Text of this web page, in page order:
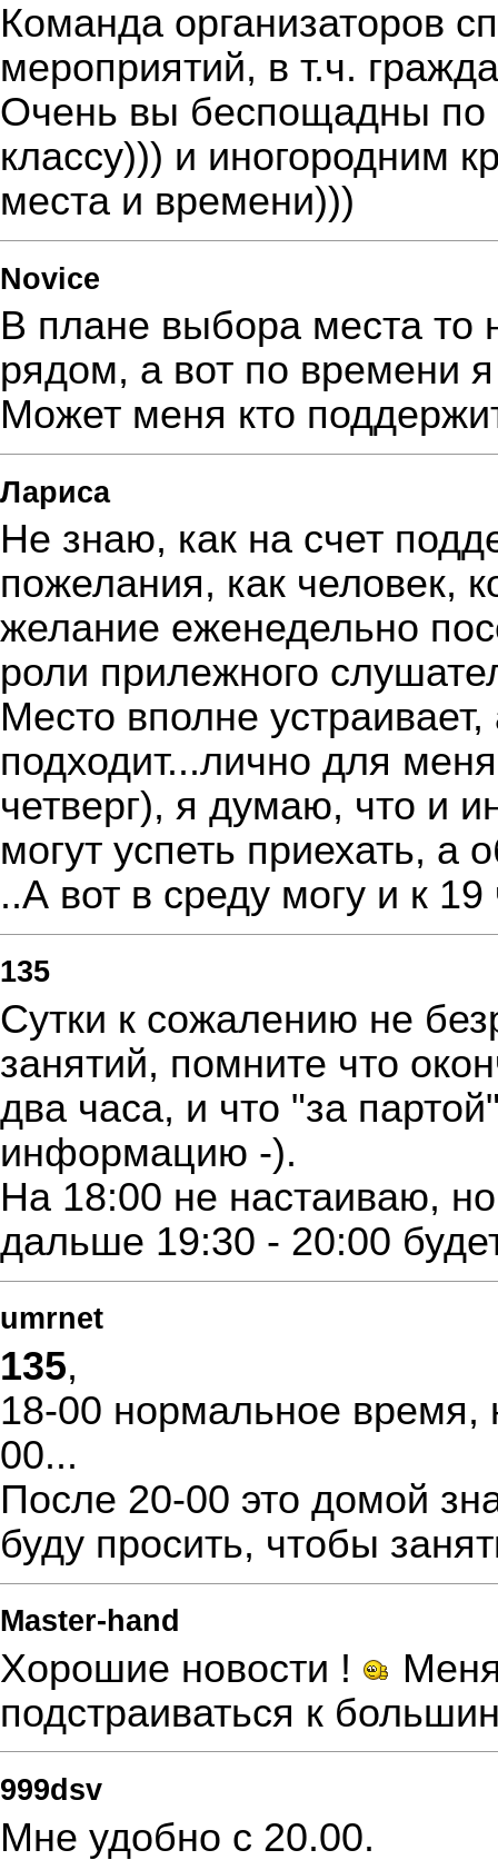
Команда организаторов
мероприятий, в т.ч.
Очень вы беспощадны по
классу))) и иногородним
места и времени)))
Novice
В плане выбора места то
рядом, а вот по времени
Может меня кто
Лариса
Не знаю, как на счет
пожелания, как человек,
желание еженедельно
роли прилежного
Место вполне
подходит...лично для
четверг), я думаю, что и
могут успеть приехать, а
..А вот в среду могу и к
135
Сутки к сожалению не
занятий, помните что
два часа, и что "за
информацию -).
На 18:00 не настаиваю,
дальше 19:30 - 20:00
umrnet
135,
18-00 нормальное время,
00...
После 20-00 это домой
буду просить, чтобы
Master-hand
Хорошие новости !
подстраиваться к
999dsv
Мне удобно с 20.00.